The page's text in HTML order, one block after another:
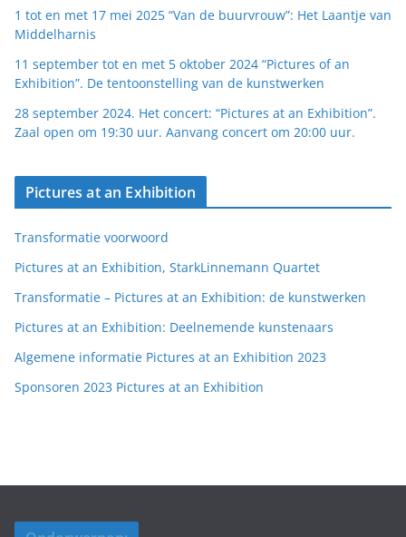
1 tot en met 17 mei 2025 “Van de buurvrouw”: Het Laantje van
Middelharnis
11 september tot en met 5 oktober 2024 “Pictures of an
Exhibition”. De tentoonstelling van de kunstwerken
28 september 2024. Het concert: “Pictures at an Exhibition”.
Zaal open om 19:30 uur. Aanvang concert om 20:00 uur.
Pictures at an Exhibition
Transformatie voorwoord
Pictures at an Exhibition, StarkLinnemann Quartet
Transformatie – Pictures at an Exhibition: de kunstwerken
Pictures at an Exhibition: Deelnemende kunstenaars
Algemene informatie Pictures at an Exhibition 2023
Sponsoren 2023 Pictures at an Exhibition